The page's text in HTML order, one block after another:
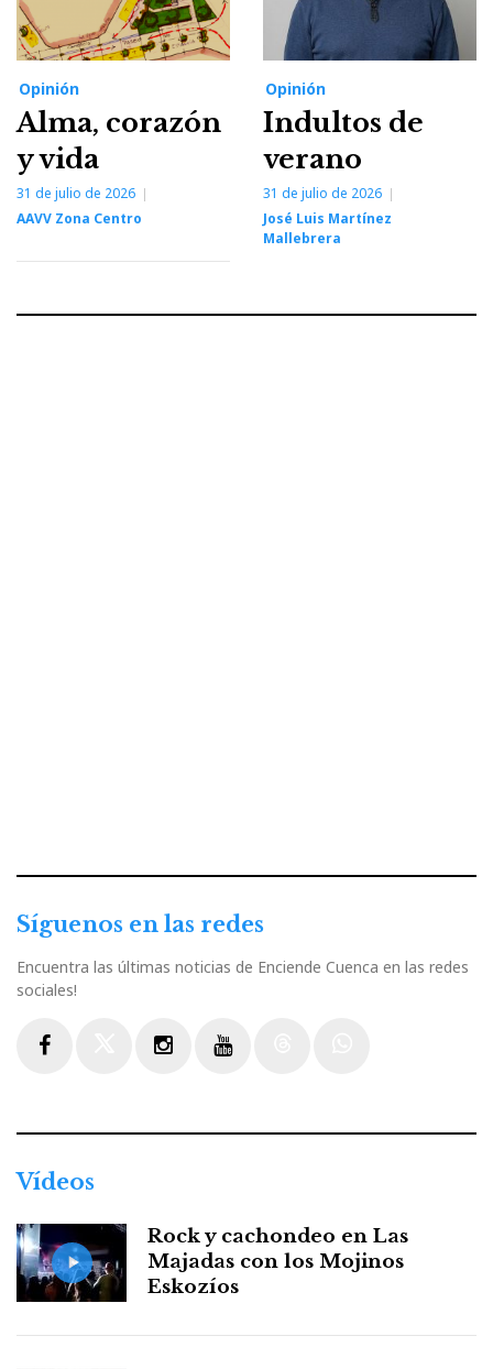
Opinión
Alma, corazón
y vida
31 de julio de 2026
AAVV Zona Centro
Opinión
Indultos de
verano
31 de julio de 2026
José Luis Martínez
Mallebrera
Síguenos en las redes
Encuentra las últimas noticias de Enciende Cuenca en las redes
sociales!
Vídeos
Rock y cachondeo en Las
Majadas con los Mojinos
Eskozíos